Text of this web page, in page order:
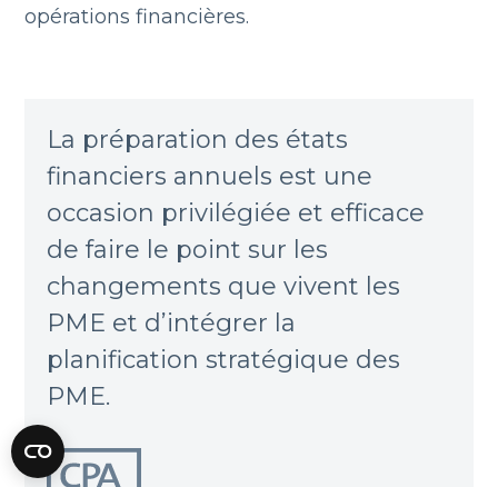
opérations financières.
La préparation des états
financiers annuels est une
occasion privilégiée et efficace
de faire le point sur les
changements que vivent les
PME et d’intégrer la
planification stratégique des
PME.